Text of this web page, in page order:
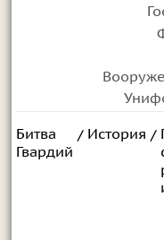
Битва
Гвардий
/ История /